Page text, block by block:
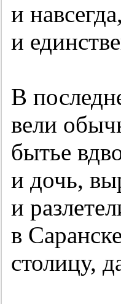
и
и
В
вели
бытье
и дочь,
и
в
столицу,